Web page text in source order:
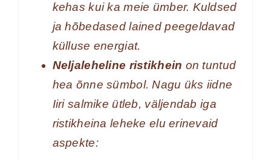
kehas kui ka meie ümber. Kuldsed
ja hõbedased lained peegeldavad
külluse energiat.
Neljaleheline ristikhein on tuntud
hea õnne sümbol. Nagu üks iidne
Iiri salmike ütleb, väljendab iga
ristikheina leheke elu erinevaid
aspekte: